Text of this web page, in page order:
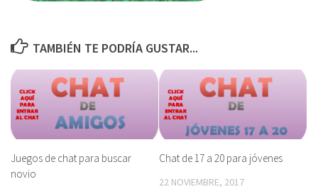
TAMBIÉN TE PODRÍA GUSTAR...
Juegos de chat para buscar
novio
Chat de 17 a 20 para jóvenes
22 NOVIEMBRE, 2017